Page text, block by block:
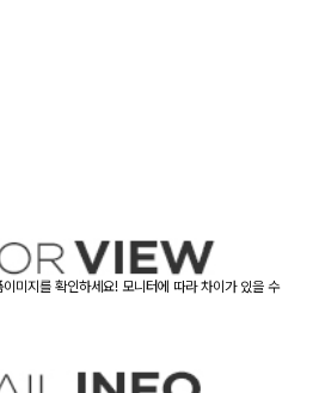
미지를 확인하세요! 모니터에 따라 차이가 있을 수